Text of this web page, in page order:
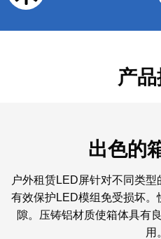
产
出色的
户外租赁LED屏针对不同类型
有效保护LED模组免受损坏
隙。压铸铝材质使箱体具有
用